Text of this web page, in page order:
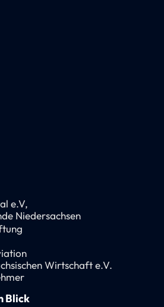
e.V,
Niedersachsen
Wirtschaft e.V.
Blick